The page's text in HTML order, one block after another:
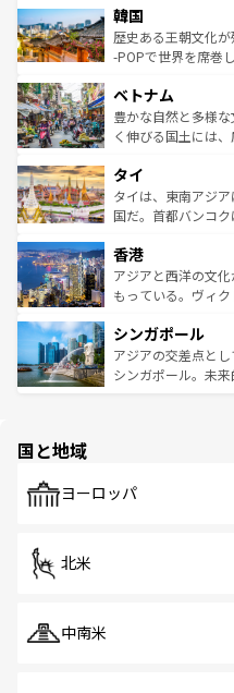
はコンテンツ一覧
いる。アクティビテ
ビング、ハイキン
い。オーストラリ
参照してほしい。
ン）、静ひつな山岳
と山間の静けさが
驚きをもたらして
容にもいいと評判の
が味わえ
照してほしい。
韓国
歴史ある王朝文化
-POPで世界を席巻
き、地方に足を延ば
できる。そして、
まで、さまざまな
リティに包まれなが
覧を参照してほしい
ベトナム
豊かな自然と多様
く伸びる国土には
急速な発展と共に伝
ーチミン市のフラ
醸し出している。
とつ。フォーやバイ
ひ現地で味わいた
が旅行者を迎えて
参照してほしい。
タイ
タイは、東南アジ
国だ。首都バンコ
の活気が交差してい
帯で自然と触れ合
いビーチでリゾー
激する。気候は一年
が待っている。親
た文化、そして多
香港
アジアと西洋の文
もっている。ヴィ
み、どこを訪れても
ており、効率よく
うな絶景から文化
シンガポール
アジアの交差点と
シンガポール。未
で、ホーカーズは地
国と地域
ヨーロッパ
北米
中南米